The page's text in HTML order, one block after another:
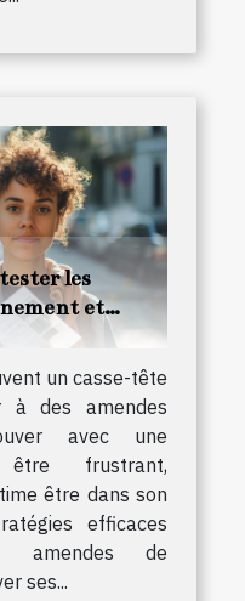
les
et
un casse-tête
à des amendes
avec une
frustrant,
être dans son
efficaces
amendes de
ses...